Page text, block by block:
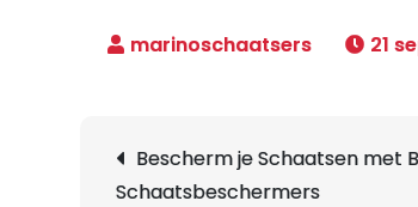
21
Berichtnavigatie
Bescherm je Schaatsen met
Schaatsbeschermers